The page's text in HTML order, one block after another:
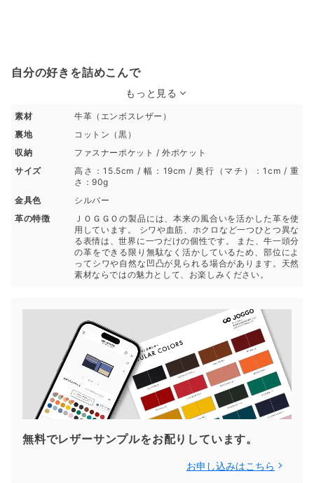
自分の好きを詰めこんで
もっと見る
素材
牛革（エンボスレザー）
裏地
コットン（黒）
収納
ファスナーポケット / 外ポケット
サイズ
高さ：15.5cm / 幅：19cm / 奥行（マチ）：1cm / 重
さ：90g
金具色
シルバー
革の特徴
ＪＯＧＧＯの製品には、本来の風合いを活かした革を使
用しています。 シワや血筋、ホクロなど一つひとつ異な
る表情は、世界に一つだけの個性です。 また、牛一頭分
の革をできる限り無駄なく活かしているため、部位によ
ってシワや自然な凹凸が見られる場合があります。天然
素材ならではの魅力として、お楽しみください。
無料でレザーサンプルをお配りしています。
お申し込みはこちら